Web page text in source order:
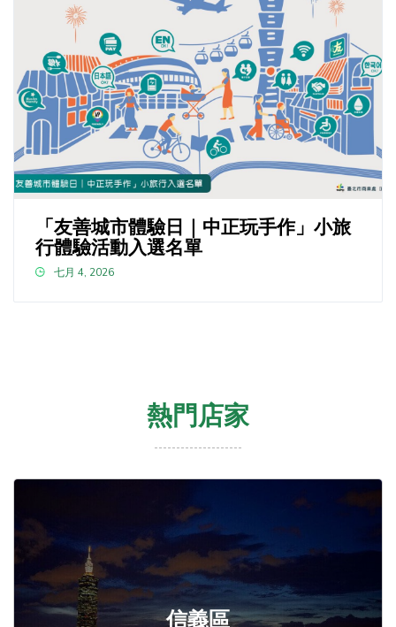
「友善城市體驗日｜中正玩手作」小旅
行體驗活動入選名單
七月 4, 2026
熱門店家
信義區